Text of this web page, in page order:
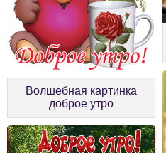
Волшебная картинка
доброе утро